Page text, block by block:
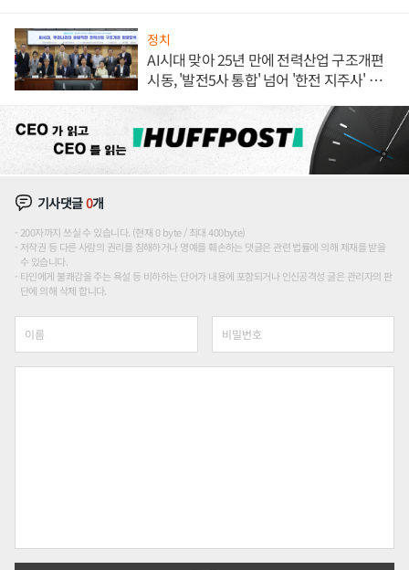
정치
AI시대 맞아 25년 만에 전력산업 구조개편
시동, '발전5사 통합' 넘어 '한전 지주사' 재편
기사댓글0개
200자까지 쓰실 수 있습니다. (현재 0 byte / 최대 400byte)
저작권 등 다른 사람의 권리를 침해하거나 명예를 훼손하는 댓글은 관련 법률에 의해 제재를 받을
수 있습니다.
타인에게 불쾌감을 주는 욕설 등 비하하는 단어가 내용에 포함되거나 인신공격성 글은 관리자의 판
단에 의해 삭제 합니다.